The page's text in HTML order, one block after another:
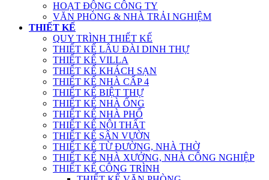
HOẠT ĐỘNG CÔNG TY
VĂN PHÒNG & NHÀ TRẢI NGHIỆM
THIẾT KẾ
QUY TRÌNH THIẾT KẾ
THIẾT KẾ LÂU ĐÀI DINH THỰ
THIẾT KẾ VILLA
THIẾT KẾ KHÁCH SẠN
THIẾT KẾ NHÀ CẤP 4
THIẾT KẾ BIỆT THỰ
THIẾT KẾ NHÀ ỐNG
THIẾT KẾ NHÀ PHỐ
THIẾT KẾ NỘI THẤT
THIẾT KẾ SÂN VƯỜN
THIẾT KẾ TỪ ĐƯỜNG, NHÀ THỜ
THIẾT KẾ NHÀ XƯỞNG, NHÀ CÔNG NGHIỆP
THIẾT KẾ CÔNG TRÌNH